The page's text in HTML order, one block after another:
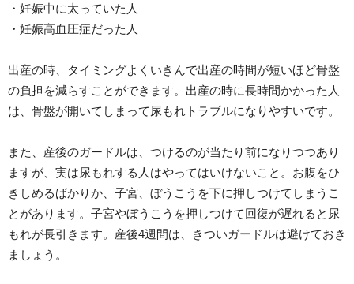
・妊娠中に太っていた人
・妊娠高血圧症だった人
出産の時、タイミングよくいきんで出産の時間が短いほど骨盤
の負担を減らすことができます。出産の時に長時間かかった人
は、骨盤が開いてしまって尿もれトラブルになりやすいです。
また、産後のガードルは、つけるのが当たり前になりつつあり
ますが、実は尿もれする人はやってはいけないこと。お腹をひ
きしめるばかりか、子宮、ぼうこうを下に押しつけてしまうこ
とがあります。子宮やぼうこうを押しつけて回復が遅れると尿
もれが長引きます。産後4週間は、きついガードルは避けておき
ましょう。